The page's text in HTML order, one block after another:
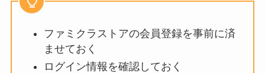
ファミクラストアの会員登録を事前に済
ませておく
ログイン情報を確認しておく